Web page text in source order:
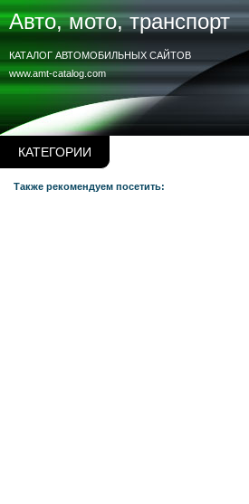
КАТЕГОРИИ
Авто, мото, транспорт
www.amt-catalog.com
КАТАЛОГ АВТОМОБИЛЬНЫХ САЙТОВ
Также рекомендуем посетить: